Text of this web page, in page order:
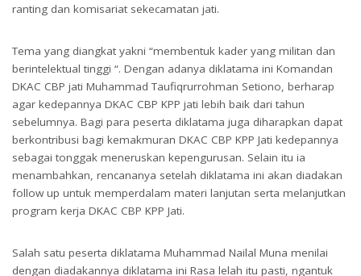
ranting dan komisariat sekecamatan jati.
Tema yang diangkat yakni “membentuk kader yang militan dan
berintelektual tinggi “. Dengan adanya diklatama ini Komandan
DKAC CBP jati Muhammad Taufiqrurrohman Setiono, berharap
agar kedepannya DKAC CBP KPP jati lebih baik dari tahun
sebelumnya. Bagi para peserta diklatama juga diharapkan dapat
berkontribusi bagi kemakmuran DKAC CBP KPP Jati kedepannya
sebagai tonggak meneruskan kepengurusan. Selain itu ia
menambahkan, rencananya setelah diklatama ini akan diadakan
follow up untuk memperdalam materi lanjutan serta melanjutkan
program kerja DKAC CBP KPP Jati.
Salah satu peserta diklatama Muhammad Nailal Muna menilai
dengan diadakannya diklatama ini Rasa lelah itu pasti, ngantuk